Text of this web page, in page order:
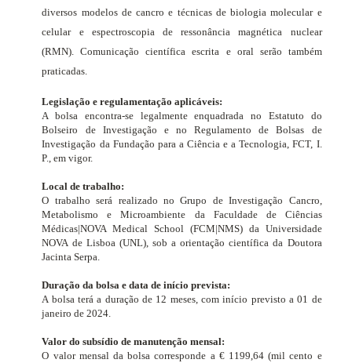
diversos modelos de cancro e técnicas de biologia molecular e
celular e espectroscopia de ressonância magnética nuclear
(RMN). Comunicação científica escrita e oral serão também
praticadas.
Legislação e regulamentação aplicáveis:
A bolsa encontra-se legalmente enquadrada no Estatuto do
Bolseiro de Investigação e no Regulamento de Bolsas de
Investigação da Fundação para a Ciência e a Tecnologia, FCT, I.
P., em vigor.
Local de trabalho:
O trabalho será realizado no Grupo de Investigação Cancro,
Metabolismo e Microambiente
da Faculdade de Ciências
Médicas|NOVA Medical School (FCM|NMS) da Universidade
NOVA de Lisboa (UNL), sob a orientação científica da Doutora
Jacinta Serpa.
Duração da bolsa e data de início prevista:
A bolsa terá a duração de 12 meses, com início previsto a 01 de
janeiro de 2024.
Valor do subsídio de manutenção mensal:
O valor mensal da bolsa corresponde a € 1199,64 (mil cento e